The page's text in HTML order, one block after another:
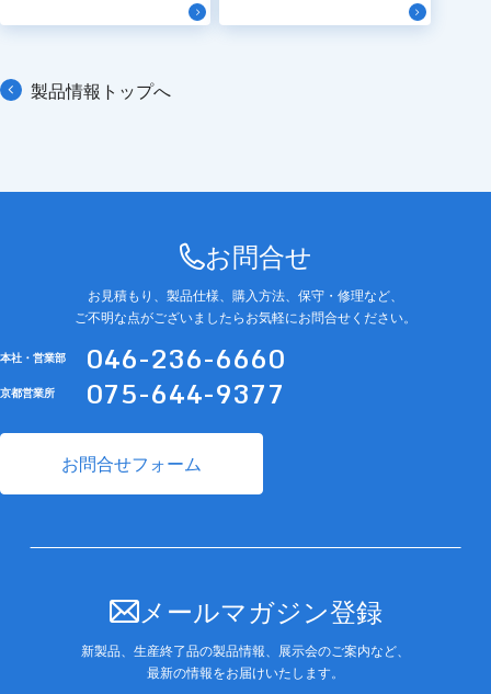
製品情報トップへ
お問合せ
お見積もり、製品仕様、購入方法、保守・修理など、
ご不明な点がございましたらお気軽にお問合せください。
本社・営業部 046-236-6660
京都営業所 075-644-9377
お問合せフォーム
メールマガジン登録
新製品、生産終了品の製品情報、展示会のご案内など、
最新の情報をお届けいたします。